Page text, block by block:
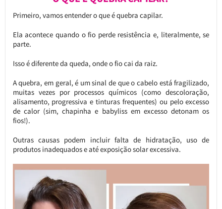
Primeiro, vamos entender o que é quebra capilar.
Ela acontece quando o fio perde resistência e, literalmente, se
parte.
Isso é diferente da queda, onde o fio cai da raiz.
A quebra, em geral, é um sinal de que o cabelo está fragilizado,
muitas vezes por processos químicos (como descoloração,
alisamento, progressiva e tinturas frequentes) ou pelo excesso
de calor (sim, chapinha e babyliss em excesso detonam os
fios!).
Outras causas podem incluir falta de hidratação, uso de
produtos inadequados e até exposição solar excessiva.